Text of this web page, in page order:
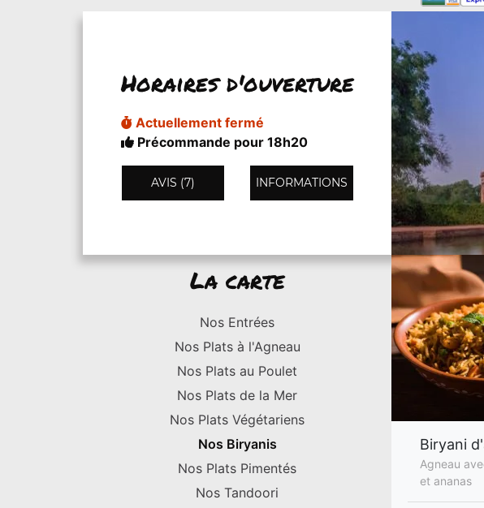
Horaires d'ouverture
Actuellement fermé
Précommande pour 18h20
AVIS (7) INFORMATIONS
La carte
Nos Entrées
Nos Plats à l'Agneau
Nos Plats au Poulet
Nos Plats de la Mer
Nos Plats Végétariens
Nos Biryanis
Nos Plats Pimentés
Nos Tandoori
Biryani
Agneau
et ananas